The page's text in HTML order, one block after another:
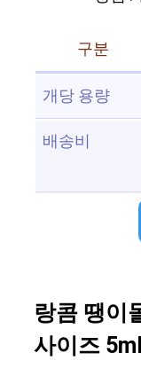
구분
개당 용량
배송비
랑콤 땡이
사이즈